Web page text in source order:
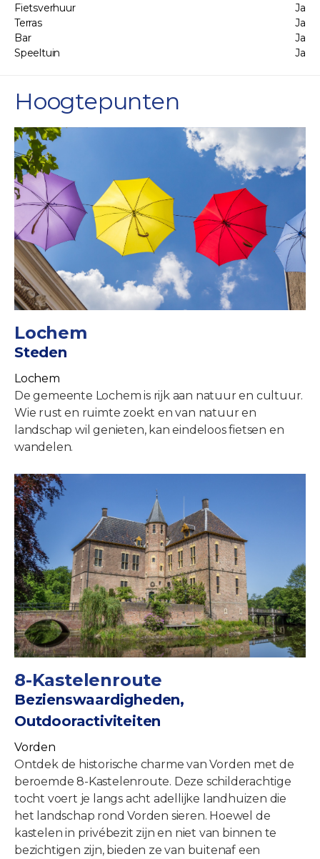
Fietsverhuur
Ja
Terras
Ja
Bar
Ja
Speeltuin
Ja
Hoogtepunten
Lochem
Steden
Lochem
De gemeente Lochem is rijk aan natuur en cultuur.
Wie rust en ruimte zoekt en van natuur en
landschap wil genieten, kan eindeloos fietsen en
wandelen.
8-Kastelenroute
Bezienswaardigheden,
Outdooractiviteiten
Vorden
Ontdek de historische charme van Vorden met de
beroemde 8-Kastelenroute. Deze schilderachtige
tocht voert je langs acht adellijke landhuizen die
het landschap rond Vorden sieren. Hoewel de
kastelen in privébezit zijn en niet van binnen te
bezichtigen zijn, bieden ze van buitenaf een